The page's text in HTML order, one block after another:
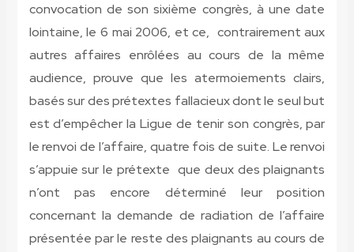
convocation de son sixième congrès, à une date
lointaine, le 6 mai 2006, et ce, contrairement aux
autres affaires enrôlées au cours de la même
audience, prouve que les atermoiements clairs,
basés sur des prétextes fallacieux dont le seul but
est d’empêcher la Ligue de tenir son congrès, par
le renvoi de l’affaire, quatre fois de suite. Le renvoi
s’appuie sur le prétexte que deux des plaignants
n’ont pas encore déterminé leur position
concernant la demande de radiation de l’affaire
présentée par le reste des plaignants au cours de